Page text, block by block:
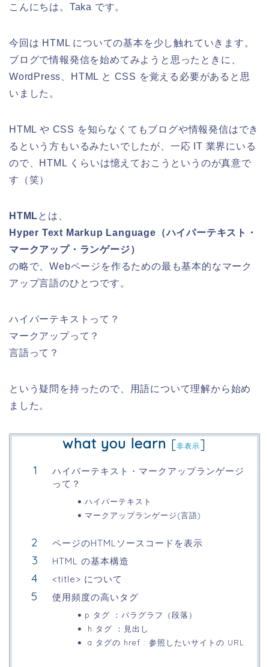
こんにちは。Taka です。
今回は HTML についての基本を少し触れていきます。
ブログで情報発信を始めてみようと思ったときに、
WordPress、HTML と CSS を覚える必要があると思
いました。
HTML や CSS を知らなくてもブログや情報発信はでき
るという方もいるみたいでしたが、一応 IT 業界にいる
ので、HTML くらいは憶えておこうというのが真意で
す（笑）
HTMLとは、
Hyper Text Markup Language（ハイパーテキスト・
マークアップ・ランゲージ）
の略で、Webページを作るための最も基本的なマーク
アップ言語のひとつです。
ハイパーテキストって？
マークアップって？
言語って？
という疑問を持ったので、用語について理解から始め
ました。
what you learn [非表示]
ハイパーテキスト・マークアップランゲージ
って？
ハイパーテキスト
マークアップランゲージ(言語)
ページのHTMLソースコードを表示
HTML の基本構造
<title> について
使用頻度の高いタグ
p タグ ：パラグラフ（段落）
h タグ ：見出し
a タグの href : 参照したいサイトの URL